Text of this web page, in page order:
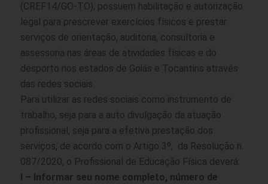
(CREF14/GO-TO), possuem habilitação e autorização
legal para prescrever exercícios físicos e prestar
serviços de orientação, auditoria, consultoria e
assessoria nas áreas de atividades físicas e do
desporto nos estados de Goiás e Tocantins através
das redes sociais.
Para utilizar as redes sociais como instrumento de
trabalho, seja para a auto divulgação da atuação
profissional, seja para a efetiva prestação dos
serviços, de acordo com o Artigo 3º, da Resolução n.
087/2020, o Profissional de Educação Física deverá:
I – Informar seu nome completo, número de